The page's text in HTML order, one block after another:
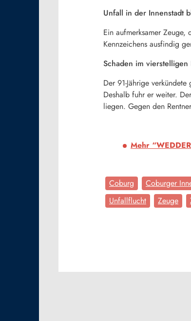
Unfall in der Innenstadt
Ein aufmerksamer
Kennzeichens ausfindig
Schaden im
Der 91-Jährige
Deshalb fuhr er weiter.
liegen. Gegen den
Mehr
Coburg Coburger
Unfallflucht
Zeuge